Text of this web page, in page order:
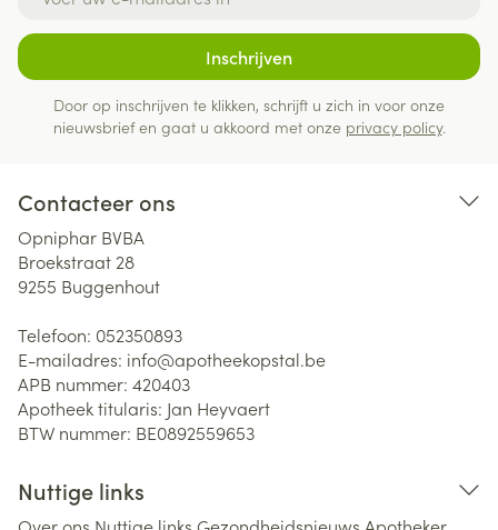
Inschrijven
Door op inschrijven te klikken, schrijft u zich in voor onze
nieuwsbrief en gaat u akkoord met onze privacy policy.
Contacteer ons
Opniphar BVBA
Broekstraat 28
9255 Buggenhout
Telefoon: 052350893
E-mailadres: info@apotheekopstal.be
APB nummer: 420403
Apotheek titularis: Jan Heyvaert
BTW nummer: BE0892559653
Nuttige links